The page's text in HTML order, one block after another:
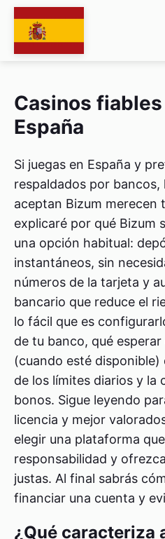
Casinos
España
Si juegas en España y
respaldados por bancos,
aceptan Bizum merecen
explicaré por qué Bizum
una opción habitual:
instantáneos, sin
números de la tarjeta y
bancario que reduce el
lo fácil que es
de tu banco, qué
(cuando esté
de los límites diarios y la
bonos. Sigue leyendo
licencia y mejor
elegir una plataforma
responsabilidad y
justas. Al final sabrás
financiar una cuenta y
¿Qué caracteriza